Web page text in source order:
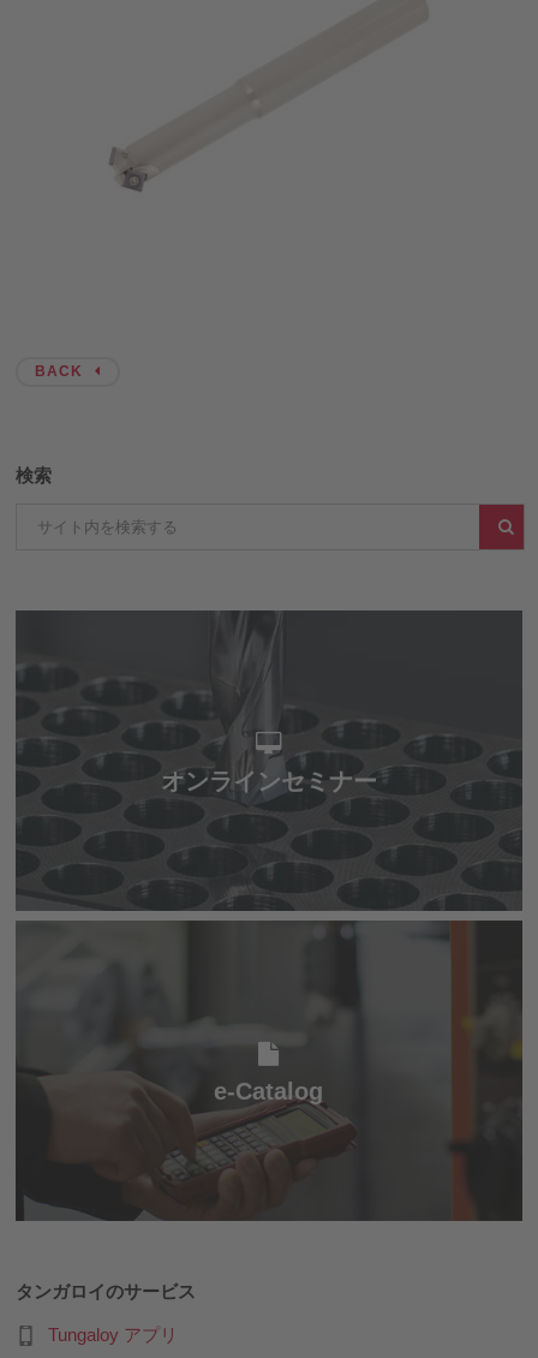
BACK
検索
オンラインセミナー
オンラインセミナー
e-Catalog
e-Catalog
タンガロイのサービス
Tungaloy アプリ